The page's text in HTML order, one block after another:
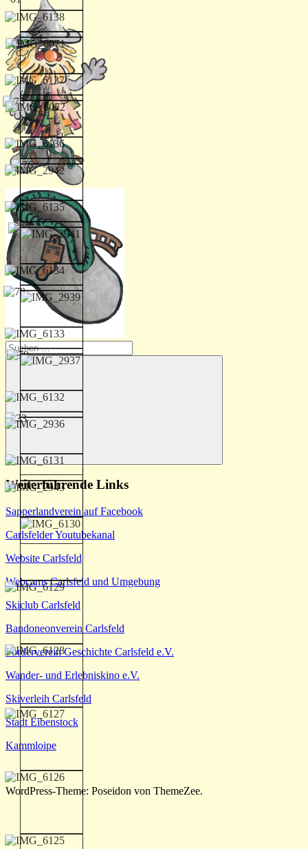
Suchen
nach:
Suchen
Weiterführende Links
Sapperlandverein auf Facebook
Carlsfelder Youtubekanal
Website Carlsfeld
Webcams Carlsfeld und Umgebung
Skiclub Carlsfeld
Bandoneonverein Carlsfeld
Förderverein Geschichte Carlsfeld e.V.
Wander- und Erlebniskino e.V.
Skiverleih Carlsfeld
Stadt Eibenstock
Kammloipe
WordPress-Theme: Poseidon von ThemeZee.